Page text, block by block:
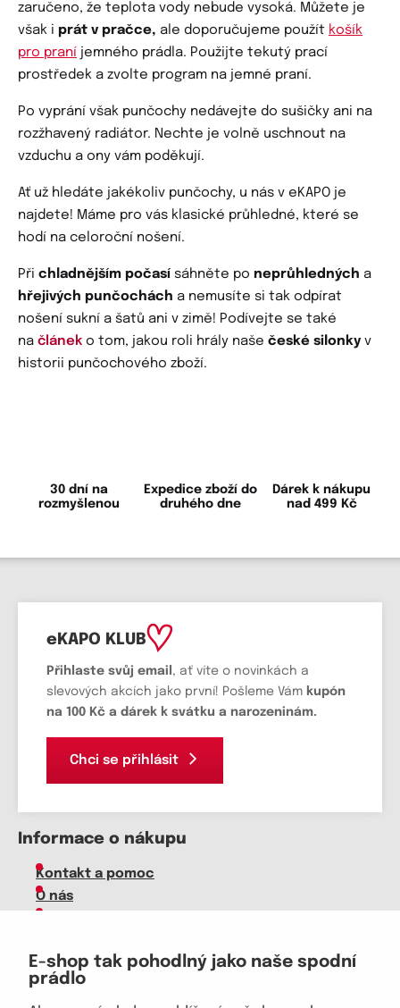
E-shop tak pohodlný jako naše spodní
prádlo
zaručeno, že teplota vody nebude vysoká. Můžete je
však i prát v pračce, ale doporučujeme použít košík
pro praní jemného prádla. Použijte tekutý prací
prostředek a zvolte program na jemné praní.
Po vyprání však punčochy nedávejte do sušičky ani na
rozžhavený radiátor. Nechte je volně uschnout na
vzduchu a ony vám poděkují.
Ať už hledáte jakékoliv punčochy, u nás v eKAPO je
najdete! Máme pro vás klasické průhledné, které se
hodí na celoroční nošení.
Při chladnějším počasí sáhněte po neprůhledných a
hřejivých punčochách a nemusíte si tak odpírat
nošení sukní a šatů ani v zimě! Podívejte se také
na článek o tom, jakou roli hrály naše české silonky v
historii punčochového zboží.
30 dní na
rozmyšlenou
Expedice zboží do
druhého dne
Dárek k nákupu
nad 499 Kč
eKAPO KLUB
Přihlaste svůj email , ať víte o novinkách a
slevových akcích jako první! Pošleme Vám kupón
na 100 Kč a dárek k svátku a narozeninám.
Chci se přihlásit
Informace o nákupu
Kontakt a pomoc
O nás
Velkoobchod
Vrácení zboží, reklamace